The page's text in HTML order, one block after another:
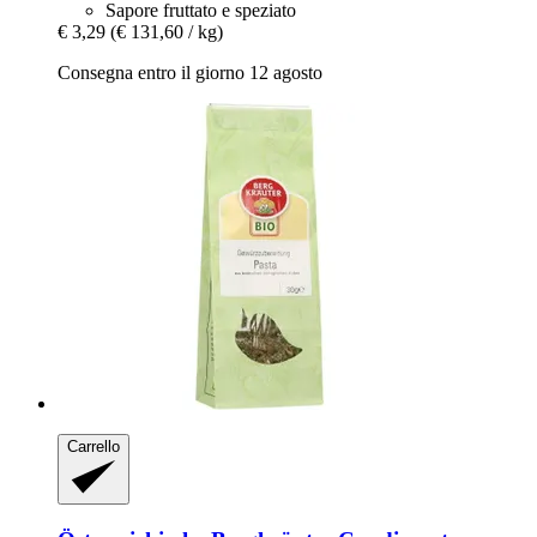
Sapore fruttato e speziato
€ 3,29 (€ 131,60 / kg)
Consegna entro il giorno 12 agosto
Carrello